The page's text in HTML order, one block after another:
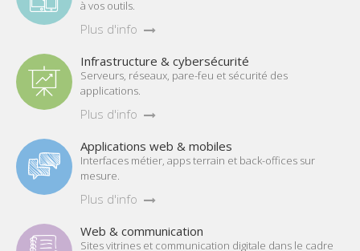
à vos outils.
Plus d'info
Infrastructure & cybersécurité
Serveurs, réseaux, pare-feu et sécurité des
applications.
Plus d'info
Applications web & mobiles
Interfaces métier, apps terrain et back-offices sur
mesure.
Plus d'info
Web & communication
Sites vitrines et communication digitale dans le cadre